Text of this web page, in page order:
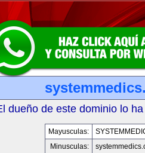
dueño de este dominio lo
Mayusculas:
Minusculas: